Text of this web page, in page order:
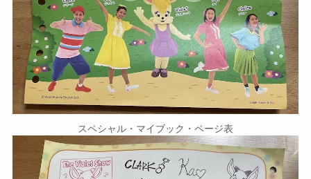
スペシャル・マイブック・ページ表